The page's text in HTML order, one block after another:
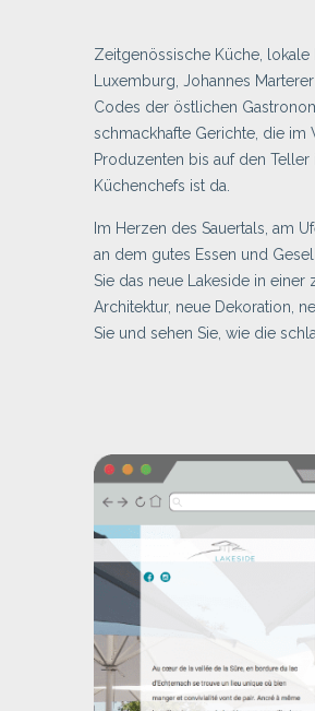
Zeitgenössische Küche,
Luxemburg, Johannes
Codes der östlichen
schmackhafte Gerichte, die im
Produzenten bis auf den
Küchenchefs ist da.
Im Herzen des Sauertals, am
an dem gutes Essen und
Sie das neue Lakeside in
Architektur, neue Dekoration,
Sie und sehen Sie, wie die